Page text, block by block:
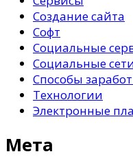
Создание сайта
Софт
Социальные
Социальные
Способы
Технологии
Электронные
Мета